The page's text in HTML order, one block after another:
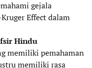
gejala
Effect dalam
Hindu
memiliki pemahaman
memiliki rasa